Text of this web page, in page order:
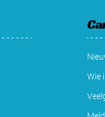
Wie